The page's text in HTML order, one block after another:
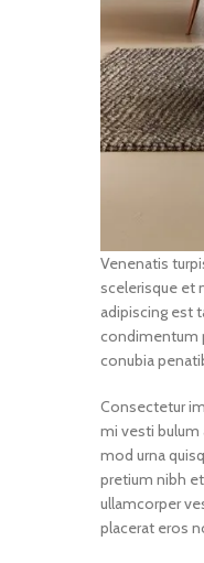
Venenatis
scelerisque et
adipiscing est
condimentum
conubia
Consectetur
mi vesti bulum
mod urna
pretium nibh
ullamcorper
placerat eros